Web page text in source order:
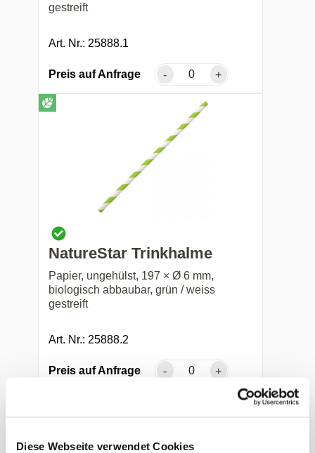
Diese Webseite verwendet Cookies
gestreift
Art. Nr.: 25888.1
Preis auf Anfrage - +
NatureStar Trinkhalme
Papier, ungehülst, 197 × Ø 6 mm,
biologisch abbaubar, grün / weiss
gestreift
Art. Nr.: 25888.2
Preis auf Anfrage - +